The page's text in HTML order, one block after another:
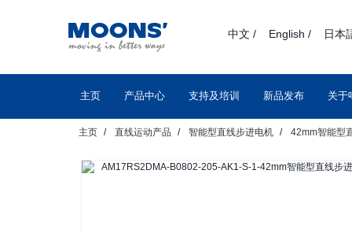
中文 / English / 日本
主页 产品中心 支持及培训 新品发布 关于
主页 直线运动产品 智能型直线步进电机 42mm智能型